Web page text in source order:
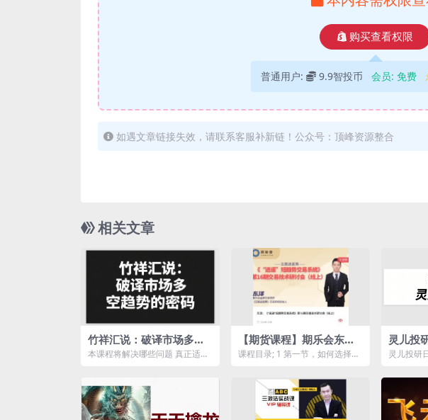
购买查看权限
普通用户: 9.9智投币 会员: 免费
如遇文章链接失效，请联系客服补新链！公众号：顶峰资源整合
相关文章
竹祥汇说：破译市场多空
趋势的密码
本课程将解决哪些问题 真正适合
【期货课程】期乐会东
泽：《“逍遥”短趋势交易
讨会（线上）
课程目录; 1 第一节，如何选择好
灵儿投
法，低
灵儿投研
课程目...